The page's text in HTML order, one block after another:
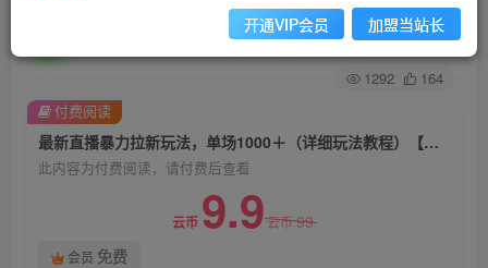
关注 私信
1292 164
最新直播暴力拉新玩法，单场1000＋（详细玩法教程）【揭秘】
此内容为付费阅读，请付费后查看
云币 9.9云币99
会员 免费
付费阅读
开通VIP会员 加盟当站长